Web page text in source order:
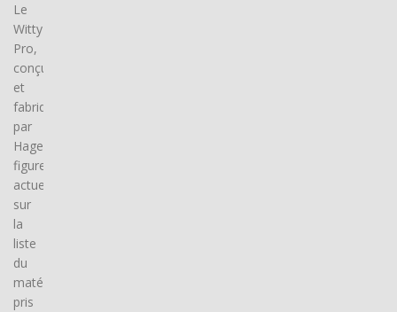
Le
Witty
Pro,
conçu
et
fabriqué
par
Hager,
figure
actuellement
sur
la
liste
du
matériel
pris